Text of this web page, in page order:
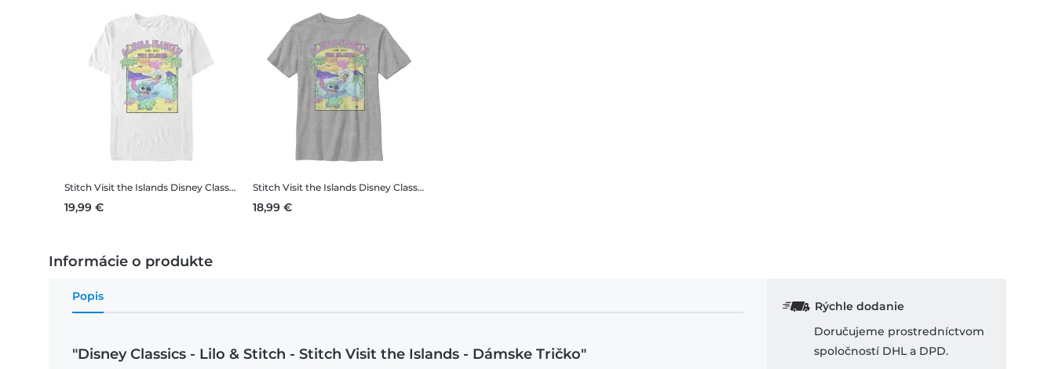
Stitch Visit the Islands Disney Classics - Lilo & Stitch - Stitch Visit the Islands - Pánske Tričko
19,99 €
Stitch Visit the Islands Disney Classics - Lilo & Stitch - Stitch Visit the Islands - Detské Tričko
18,99 €
Informácie o produkte
Popis
"Disney Classics - Lilo & Stitch - Stitch Visit the Islands - Dámske Tričko"
Rýchle dodanie
Doručujeme prostredníctvom
spoločností DHL a DPD.